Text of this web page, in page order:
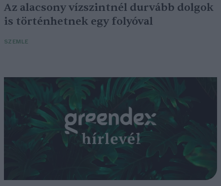
Az alacsony vízszintnél durvább dolgok
is történhetnek egy folyóval
SZEMLE